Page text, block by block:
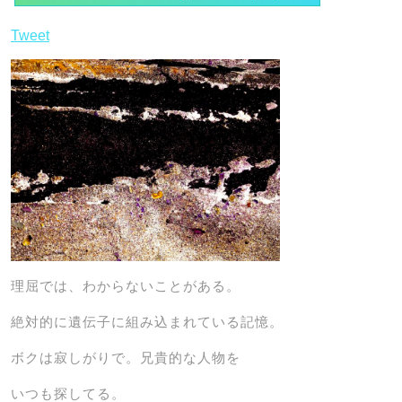
Tweet
理屈では、わからないことがある。
絶対的に遺伝子に組み込まれている記憶。
ボクは寂しがりで。兄貴的な人物を
いつも探してる。